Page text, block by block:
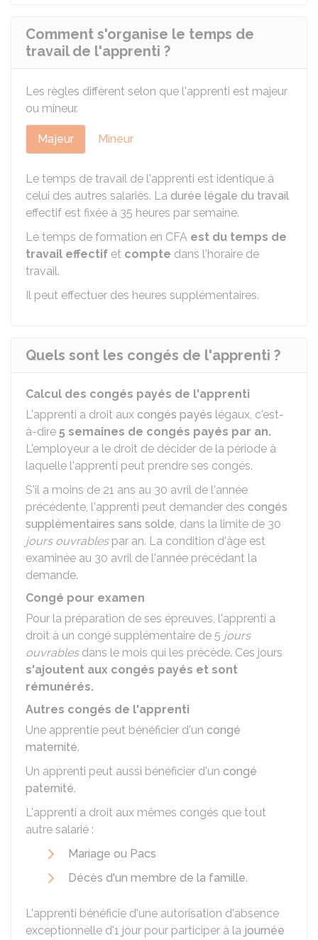
Comment s'organise le temps de
travail de l'apprenti ?
Les règles diffèrent selon que l'apprenti est majeur
ou mineur.
Majeur Mineur
Le temps de travail de l'apprenti est identique à
celui des autres salariés. La durée légale du travail
effectif est fixée à 35 heures par semaine.
Le temps de formation en CFA est du temps de
travail effectif et compte dans l'horaire de
travail.
Il peut effectuer des heures supplémentaires.
Quels sont les congés de l'apprenti ?
Calcul des congés payés de l'apprenti
L'apprenti a droit aux congés payés légaux, c'est-
à-dire 5 semaines de congés payés par an.
L'employeur a le droit de décider de la période à
laquelle l'apprenti peut prendre ses congés.
S'il a moins de 21 ans au 30 avril de l'année
précédente, l'apprenti peut demander des congés
supplémentaires sans solde, dans la limite de 30
jours ouvrablespar an. La condition d'âge est
examinée au 30 avril de l'année précédant la
demande.
Congé pour examen
Pour la préparation de ses épreuves, l'apprenti a
droit à un congé supplémentaire de 5 jours
ouvrablesdans le mois qui les précède. Ces jours
s'ajoutent aux congés payés et sont
rémunérés.
Autres congés de l'apprenti
Une apprentie peut bénéficier d'un congé
maternité.
Un apprenti peut aussi bénéficier d'un congé
paternité.
L'apprenti a droit aux mêmes congés que tout
autre salarié :
Mariage ou Pacs
Décès d'un membre de la famille.
L'apprenti bénéficie d'une autorisation d'absence
exceptionnelle d'1 jour pour participer à la journée